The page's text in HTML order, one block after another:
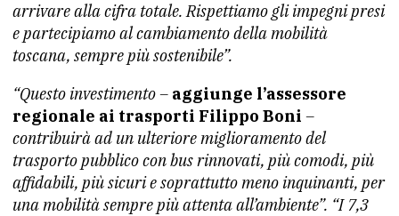
arrivare alla cifra totale. Rispettiamo gli impegni presi
e partecipiamo al cambiamento della mobilità
toscana, sempre più sostenibile”.
“Questo investimento – aggiunge l’assessore
regionale ai trasporti Filippo Boni –
contribuirà ad un ulteriore miglioramento del
trasporto pubblico con bus rinnovati, più comodi, più
affidabili, più sicuri e soprattutto meno inquinanti, per
una mobilità sempre più attenta all’ambiente”. “I 7,3